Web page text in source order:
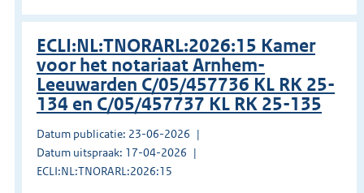
ECLI:NL:TNORARL:2026:15 Kamer
voor het notariaat Arnhem-
Leeuwarden C/05/457736 KL RK 25-
134 en C/05/457737 KL RK 25-135
Datum publicatie: 23-06-2026
Datum uitspraak: 17-04-2026
ECLI:NL:TNORARL:2026:15